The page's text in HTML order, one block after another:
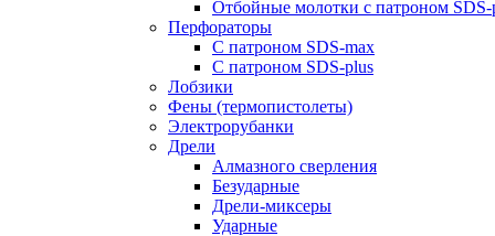
Отбойные молотки с патроном SDS-
Перфораторы
С патроном SDS-max
С патроном SDS-plus
Лобзики
Фены (термопистолеты)
Электрорубанки
Дрели
Алмазного сверления
Безударные
Дрели-миксеры
Ударные